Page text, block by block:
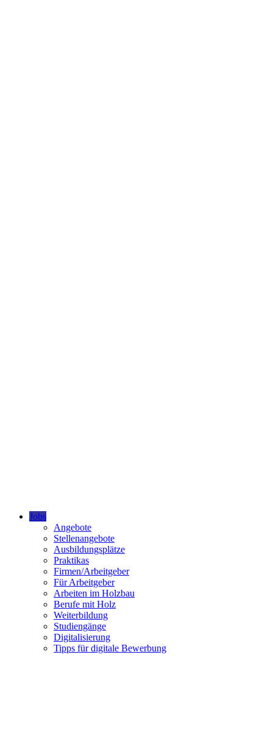
Jobs
Angebote
Stellenangebote
Ausbildungsplätze
Praktikas
Firmen/Arbeitgeber
Für Arbeitgeber
Arbeiten im Holzbau
Berufe mit Holz
Weiterbildung
Studiengänge
Digitalisierung
Tipps für digitale Bewerbung